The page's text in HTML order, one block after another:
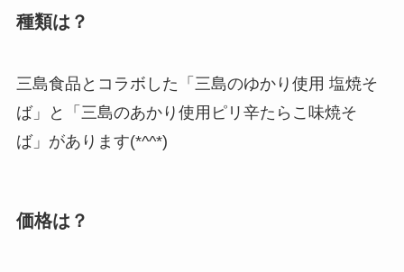
種類は？
三島食品とコラボした「三島のゆかり使用 塩焼そ
ば」と「三島のあかり使用ピリ辛たらこ味焼そ
ば」があります(*^^*)
価格は？